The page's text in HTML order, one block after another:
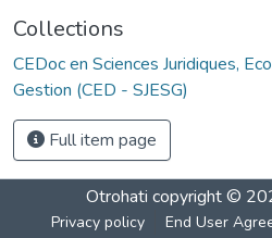
Collections
CEDoc en Sciences Juridiques,
Gestion (CED - SJESG)
Full item page
Otrohati copyright ©
Privacy policy End User